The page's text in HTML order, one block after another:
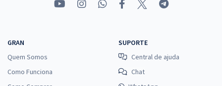
GRAN
Quem Somos
Como Funciona
SUPORTE
Central de ajuda
Chat